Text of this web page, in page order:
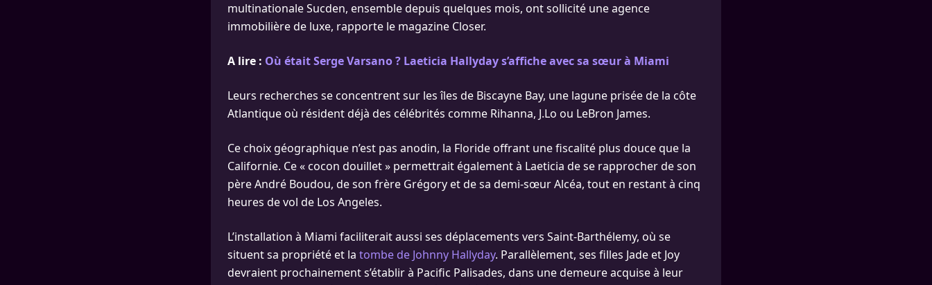
multinationale Sucden, ensemble depuis quelques mois, ont sollicité une agence
immobilière de luxe, rapporte le magazine Closer.
A lire : Où était Serge Varsano ? Laeticia Hallyday s’affiche avec sa sœur à Miami
Leurs recherches se concentrent sur les îles de Biscayne Bay, une lagune prisée de la côte
Atlantique où résident déjà des célébrités comme Rihanna, J.Lo ou LeBron James.
Ce choix géographique n’est pas anodin, la Floride offrant une fiscalité plus douce que la
Californie. Ce « cocon douillet » permettrait également à Laeticia de se rapprocher de son
père André Boudou, de son frère Grégory et de sa demi-sœur Alcéa, tout en restant à cinq
heures de vol de Los Angeles.
L’installation à Miami faciliterait aussi ses déplacements vers Saint-Barthélemy, où se
situent sa propriété et la tombe de Johnny Hallyday. Parallèlement, ses filles Jade et Joy
devraient prochainement s’établir à Pacific Palisades, dans une demeure acquise à leur